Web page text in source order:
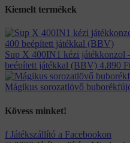
Kiemelt termékek
Sup X 400IN1 kézi játékkonzol
beépített játékkal (BBV) 4.890
Mágikus sorozatlövő
Kövess minket!
f Játékszállító a Facebookon